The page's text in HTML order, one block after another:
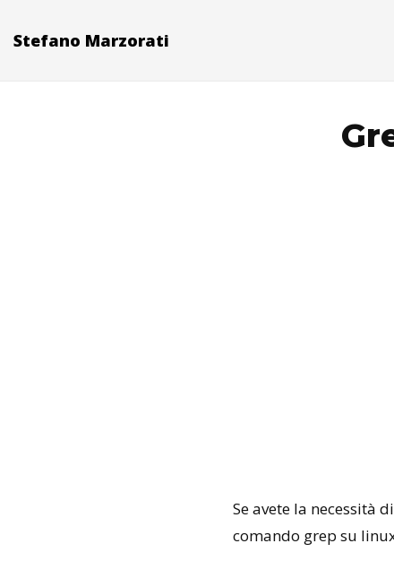
Stefano Marzorati
Se avete la necessità
comando grep su